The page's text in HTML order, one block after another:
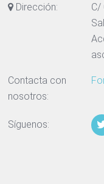
Dirección:
C/
Contacta con
nosotros:
Síguenos: